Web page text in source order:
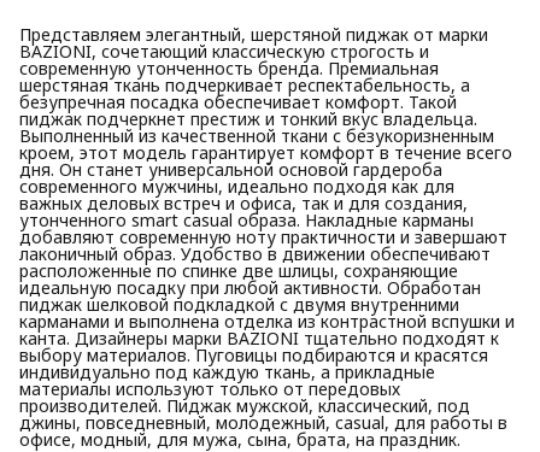
Представляем элегантный, шерстяной пиджак от марки
BAZIONI, сочетающий классическую строгость и
современную утонченность бренда. Премиальная
шерстяная ткань подчеркивает респектабельность, а
безупречная посадка обеспечивает комфорт. Такой
пиджак подчеркнет престиж и тонкий вкус владельца.
Выполненный из качественной ткани с безукоризненным
кроем, этот модель гарантирует комфорт в течение всего
дня. Он станет универсальной основой гардероба
современного мужчины, идеально подходя как для
важных деловых встреч и офиса, так и для создания,
утонченного smart casual образа. Накладные карманы
добавляют современную ноту практичности и завершают
лаконичный образ. Удобство в движении обеспечивают
расположенные по спинке две шлицы, сохраняющие
идеальную посадку при любой активности. Обработан
пиджак шелковой подкладкой с двумя внутренними
карманами и выполнена отделка из контрастной вспушки и
канта. Дизайнеры марки BAZIONI тщательно подходят к
выбору материалов. Пуговицы подбираются и красятся
индивидуально под каждую ткань, а прикладные
материалы используют только от передовых
производителей. Пиджак мужской, классический, под
джины, повседневный, молодежный, casual, для работы в
офисе, модный, для мужа, сына, брата, на праздник.